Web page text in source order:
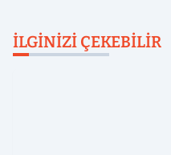
İLGINIZI ÇEKEBILIR